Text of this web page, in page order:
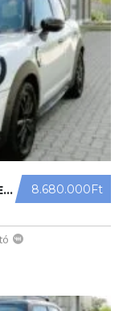
8.680.000Ft
MINI COOPER 2.0S DKG NAVI-F1-KAMERA ...